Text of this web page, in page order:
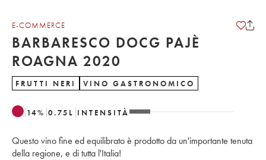
E-COMMERCE
BARBARESCO DOCG PAJÈ
ROAGNA 2020
FRUTTI NERI VINO GASTRONOMICO
14% 0.75 L INTENSITÀ
Questo vino fine ed equilibrato è prodotto da un'importante tenuta
della regione, e di tutta l'Italia!